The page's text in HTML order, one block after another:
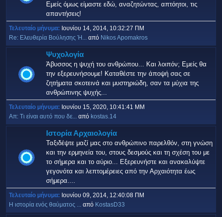
Εμείς όμως είμαστε εδώ, αναζητώντας, απτόητοι, τις
απαντήσεις!
Τελευταίο μήνυμα: Ιουνίου 14, 2014, 10:32:27 ΠΜ
Re: Ελευθερία Βούλησης Ή... από Nikos Apomakros
Ψυχολογία
Άβυσσος η ψυχή του ανθρώπου... Και λοιπόν; Εμείς θα
την εξερευνήσουμε! Καταθέστε την άποψή σας σε
ζητήματα σκοτεινά και μυστηριώδη, σαν τα μύχια της
ανθρώπινης ψυχής...
Τελευταίο μήνυμα: Ιουνίου 15, 2020, 10:41:41 ΜΜ
Απ: Τι είναι αυτό που δε... από kostas.14
Ιστορία Αρχαιολογία
Ταξιδέψτε μαζί μας στο ανθρώπινο παρελθόν, στη γνώση
και την ερμηνεία του, στους δεσμούς και τη σχέση του με
το σήμερα και το αύριο... Εξερευνήστε και ανακαλύψτε
γεγονότα και λεπτομέρειες από την Αρχαιότητα έως
σήμερα....
Τελευταίο μήνυμα: Ιουνίου 09, 2014, 12:40:08 ΠΜ
Η ιστορία ενός θαύματος ... από KostasD33